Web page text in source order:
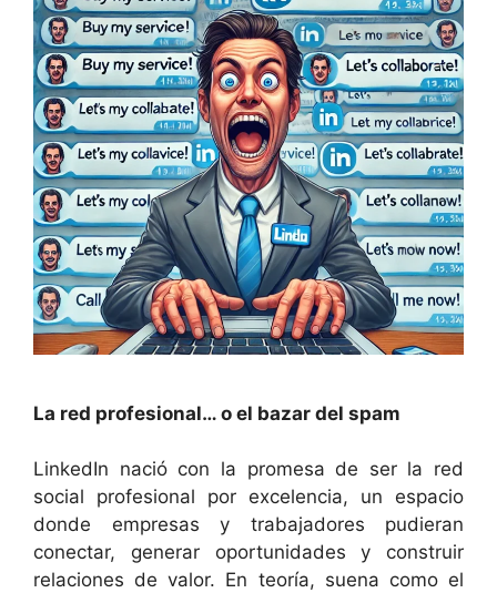
La red profesional… o el bazar del spam
LinkedIn nació con la promesa de ser la red
social profesional por excelencia, un espacio
donde empresas y trabajadores pudieran
conectar, generar oportunidades y construir
relaciones de valor. En teoría, suena como el